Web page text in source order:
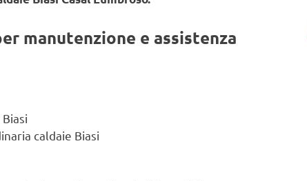
manutenzione e assistenza
caldaie Biasi